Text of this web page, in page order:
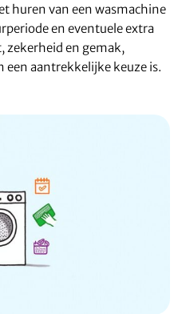
huren van een wasmachine
en eventuele extra
zekerheid en gemak,
een aantrekkelijke keuze is.